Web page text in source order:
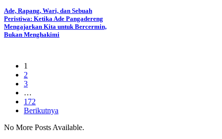
Ade, Rapang, Wari, dan Sebuah
Peristiwa: Ketika Ade Pangadereng
Mengajarkan Kita untuk Bercermin,
Bukan Menghakimi
1
2
3
…
172
Berikutnya
No More Posts Available.